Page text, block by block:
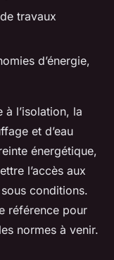
travaux
d’énergie,
l’isolation, la
et d’eau
énergétique,
l’accès aux
conditions.
référence pour
normes à venir.